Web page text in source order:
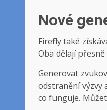
Nové
Firefly také
Oba dělají
Generovat
odstranění výzvy
co funguje.